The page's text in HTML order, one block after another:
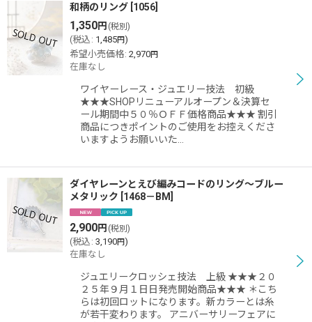
並び順 和柄のリング 1056
1,350円 (税別)
(税込 : 1,485円)
希望小売価格: 2,970円
在庫なし
ワイヤーレース・ジュエリー技法 初級
★★★SHOPリニューアルオープン＆決算セ
ール期間中５０％ＯＦＦ価格商品★★★ 割引
商品につきポイントのご使用をお控えくださ
いますようお願いいた…
ダイヤレーンとえび編みコードのリング〜ブルー
メタリック 1468－BM
2,900円 (税別)
(税込 : 3,190円)
在庫なし
ジュエリークロッシェ技法 上級 ★★★２０
２５年９月１日日発売開始商品★★★ ＊こち
らは初回ロットになります。新カラーとは糸
が若干変わります。 アニバーサリーフェアに